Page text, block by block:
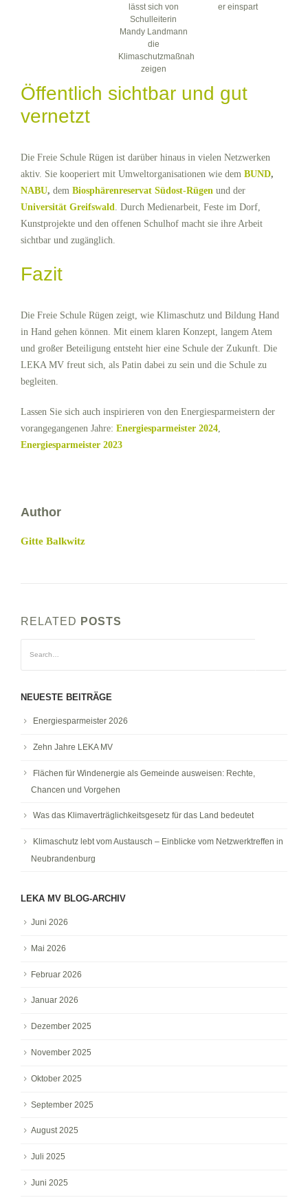
lässt sich von
Schulleiterin
Mandy Landmann
die
Klimaschutzmaßnahmen
zeigen
er einspart
Öffentlich sichtbar und gut
vernetzt
Die Freie Schule Rügen ist darüber hinaus in vielen Netzwerken
aktiv. Sie kooperiert mit Umweltorganisationen wie dem BUND,
NABU, dem Biosphärenreservat Südost-Rügen und der
Universität Greifswald
. Durch Medienarbeit, Feste im Dorf,
Kunstprojekte und den offenen Schulhof macht sie ihre Arbeit
sichtbar und zugänglich.
Fazit
Die Freie Schule Rügen zeigt, wie Klimaschutz und Bildung Hand
in Hand gehen können. Mit einem klaren Konzept, langem Atem
und großer Beteiligung entsteht hier eine Schule der Zukunft. Die
LEKA MV freut sich, als Patin dabei zu sein und die Schule zu
begleiten.
Lassen Sie sich auch inspirieren von den Energiesparmeistern der
vorangegangenen Jahre: Energiesparmeister 2024
Energiesparmeister 2023
Author
Gitte Balkwitz
RELATED POSTS
NEUESTE BEITRÄGE
Energiesparmeister 2026
Zehn Jahre LEKA MV
Flächen für Windenergie als Gemeinde ausweisen: Rechte,
Chancen und Vorgehen
Was das Klimaverträglichkeitsgesetz für das Land bedeutet
Klimaschutz lebt vom Austausch – Einblicke vom Netzwerktreffen in
Neubrandenburg
LEKA MV BLOG-ARCHIV
Juni 2026
Mai 2026
Februar 2026
Januar 2026
Dezember 2025
November 2025
Oktober 2025
September 2025
August 2025
Juli 2025
Juni 2025